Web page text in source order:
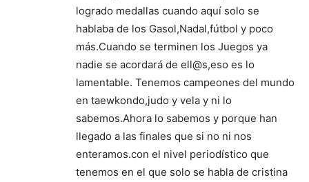
logrado medallas cuando aquí solo se
hablaba de los Gasol,Nadal,fútbol y poco
más.Cuando se terminen los Juegos ya
nadie se acordará de ell@s,eso es lo
lamentable. Tenemos campeones del mundo
en taewkondo,judo y vela y ni lo
sabemos.Ahora lo sabemos y porque han
llegado a las finales que si no ni nos
enteramos.con el nivel periodístico que
tenemos en el que solo se habla de cristina